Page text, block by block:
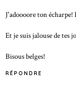
J'adoooore ton
Et je suis jalouse de tes
Bisous belges!
RÉPONDRE